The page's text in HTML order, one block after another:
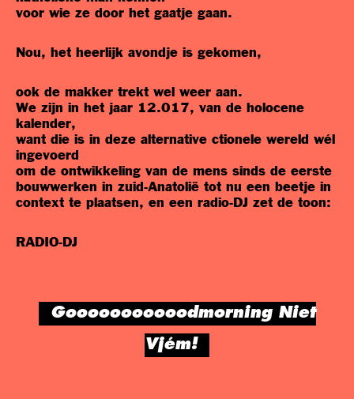
voor wie ze door het gaatje gaan.
Nou, het heerlijk avondje is gekomen,
ook de makker trekt wel weer aan.
We zijn in het jaar 12.017, van de holocene
kalender,
want die is in deze alternative ctionele wereld wél
ingevoerd
om de ontwikkeling van de mens sinds de eerste
bouwwerken in zuid-Anatolië tot nu een beetje in
context te plaatsen, en een radio-DJ zet de toon:
RADIO-DJ
Gooooooooooodmorning Niet
Vjém!